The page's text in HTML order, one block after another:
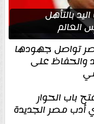
بالتأهل
العالم
تواصل جهودها
والحفاظ على
باب الحوار
أدب مصر الجديدة